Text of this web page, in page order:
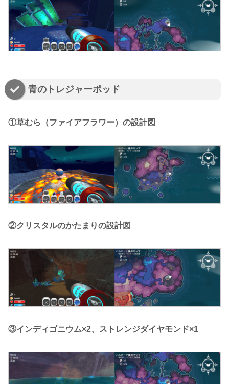
青のトレジャーポッド
①草むら（ファイアフラワー）の設計図
②クリスタルのかたまりの設計図
③インディゴニウム×2、ストレンジダイヤモンド×1